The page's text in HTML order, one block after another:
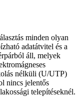
minden olyan
adatátvitel és a
áll, melyek
nélküli (U/UTP)
nincs jelentős
telepítéseknél.